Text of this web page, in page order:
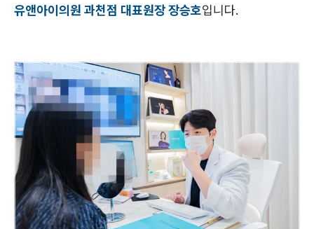
유앤아이의원 과천점 대표원장 장승호입니다.